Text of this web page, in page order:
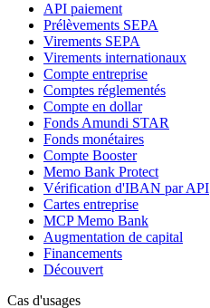
API paiement
Prélèvements SEPA
Virements SEPA
Virements internationaux
Compte entreprise
Comptes réglementés
Compte en dollar
Fonds Amundi STAR
Fonds monétaires
Compte Booster
Memo Bank Protect
Vérification d'IBAN par API
Cartes entreprise
MCP Memo Bank
Augmentation de capital
Financements
Découvert
Cas d'usages